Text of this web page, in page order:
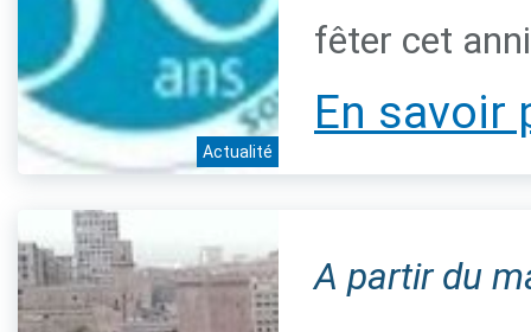
Actualité
fêter cet
En savoir
A partir du